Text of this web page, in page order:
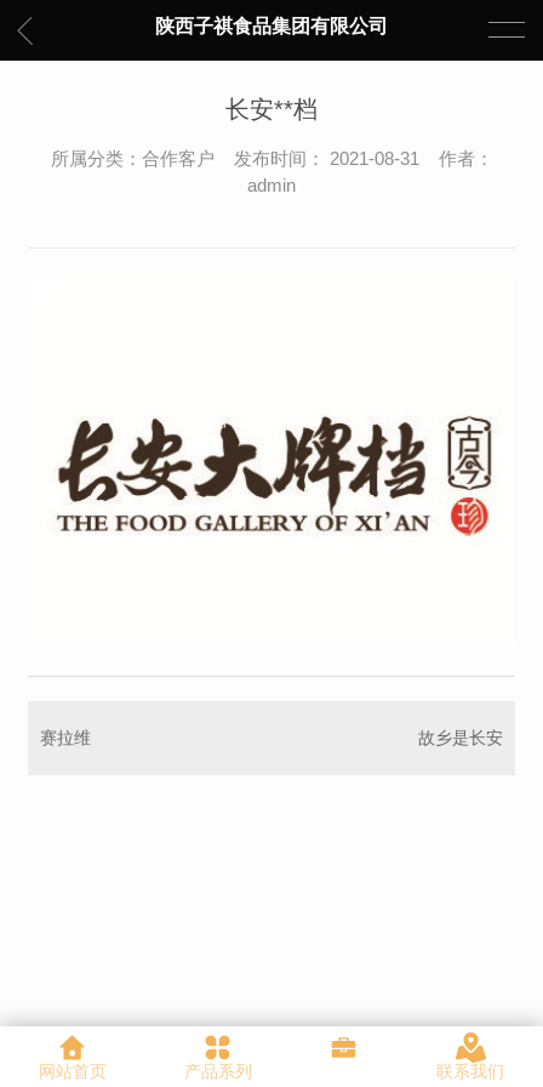
陕西子祺食品集团有限公司
长安**档
所属分类：合作客户 发布时间： 2021-08-31 作者：
admin
赛拉维 故乡是长安
网站首页 产品系列 联系我们